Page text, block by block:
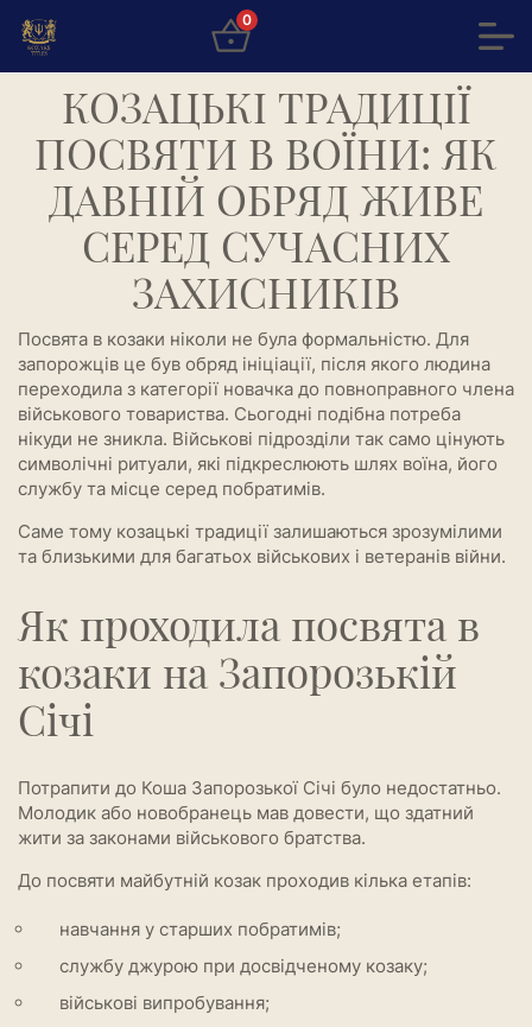
0
КОЗАЦЬКІ ТРАДИЦІЇ
ПОСВЯТИ В ВОЇНИ: ЯК
ДАВНІЙ ОБРЯД ЖИВЕ
СЕРЕД СУЧАСНИХ
ЗАХИСНИКІВ
Посвята в козаки ніколи не була формальністю. Для
запорожців це був обряд ініціації, після якого людина
переходила з категорії новачка до повноправного члена
військового товариства. Сьогодні подібна потреба
нікуди не зникла. Військові підрозділи так само цінують
символічні ритуали, які підкреслюють шлях воїна, його
службу та місце серед побратимів.
Саме тому козацькі традиції залишаються зрозумілими
та близькими для багатьох військових і ветеранів війни.
Як проходила посвята в
козаки на Запорозькій
Січі
Потрапити до Коша Запорозької Січі було недостатньо.
Молодик або новобранець мав довести, що здатний
жити за законами військового братства.
До посвяти майбутній козак проходив кілька етапів:
навчання у старших побратимів;
службу джурою при досвідченому козаку;
військові випробування;